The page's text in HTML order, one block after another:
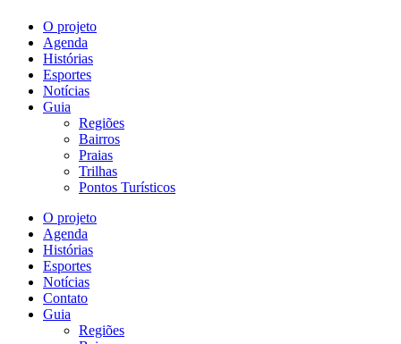
O projeto
Agenda
Histórias
Esportes
Notícias
Guia
Regiões
Bairros
Praias
Trilhas
Pontos Turísticos
O projeto
Agenda
Histórias
Esportes
Notícias
Contato
Guia
Regiões